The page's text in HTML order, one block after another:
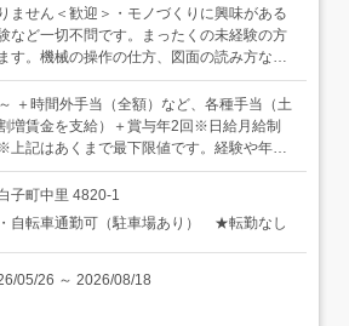
加工を知っていきましょう。・旋盤（せん
転させながら削る機械）・フライス盤（刃
面や角を削る機械）・マシニングセンタ
金属の内部をくり抜くように削る機械）・
を切る・曲げる・溶接するなどの工程）※
も対応しています＜入社後は＞まずは、安
後は、先輩が横について、機械の名前や電
い方などをレクチャーします。「標準作業
マニュアルもあり、一つ一つ確認しながら
ょう。加工の準備、削ったあとの仕上げ、
、先輩の補助業務から少しずつできること
を削る、加工するという感覚が掴めてくる
ません＜歓迎＞・モノづくりに興味がある
など一切不問です。まったくの未経験の方
す。機械の操作の仕方、図面の読み方な
られる環境ですので、まずはお気軽にご応
もしあれば活かせます＞・旋盤、フライス
センタなどの機械操作経験・溶接加工、組
造経験※上記はあくまで歓迎条件です。
う方も、もちろんOKですし、ご希望に応じ
＋時間外手当（全額）など、各種手当（土
増賃金を支給）＋賞与年2回※日給月給制
上記はあくまで最下限値です。経験や年
考慮のうえ、決定いたします。※経験者の
円〜13,000円（経験値・能力を考慮し
例（各種手当含む）＞月収209,500円／20
満（月20日出勤、土日祝休み、残業月2〜3
円／34歳、入社8年（月24日出勤、残
収412,800円／51歳、入社18年（月24日出
間）★別途、賞与が年2回あります。
子町中里 4820-1
自転車通勤可（駐車場あり） ★転勤なし
05/26 ～ 2026/08/18